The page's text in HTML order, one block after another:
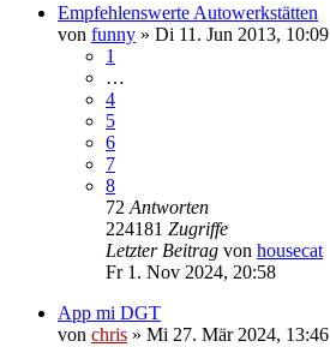
Empfehlenswerte Autowerkstätten
von funny » Di 11. Jun 2013, 10:09
1
…
4
5
6
7
8
72 Antworten
224181 Zugriffe
Letzter Beitrag von housecat
Fr 1. Nov 2024, 20:58
App mi DGT
von chris » Mi 27. Mär 2024, 13:46